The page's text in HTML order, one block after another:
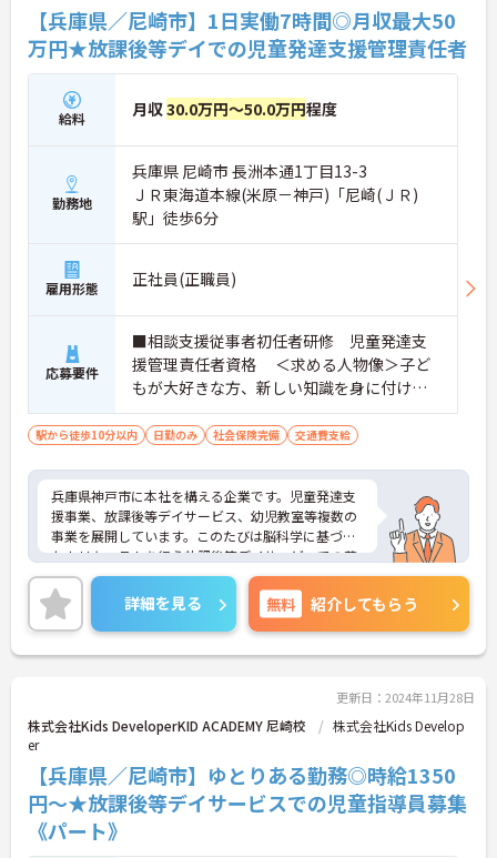
【兵庫県／尼崎市】1日実働7時間◎月収最大50
万円★放課後等デイでの児童発達支援管理責任者
給料 月収30.0万円～50.0万円程度
勤務地
兵庫県 尼崎市 長洲本通1丁目13-3
ＪＲ東海道本線(米原－神戸)「尼崎(ＪＲ)
駅」徒歩6分
雇用形態 正社員(正職員)
応募要件
■相談支援従事者初任者研修 児童発達支
援管理責任者資格 ＜求める人物像＞子ど
もが大好きな方、新しい知識を身に付けた
い方、福祉・教育に興味のある方
駅から徒歩10分以内 日勤のみ 社会保険完備 交通費支給
兵庫県神戸市に本社を構える企業です。児童発達支
援事業、放課後等デイサービス、幼児教室等複数の
事業を展開しています。このたびは脳科学に基づい
たカリキュラムを行う放課後等デイサービスでの募
集です。子供達の未来の為に多職種が一丸となり全
力でサポートしています。1日の実働は7時間、ハー
ドな職場ではなく、子どもとゆっくりと向き合える
あたたかい環境です。ご興味ある方には、面接対策
ポイントなど、さらに詳細をお話しいたしますので
詳細を見る 無料 紹介してもらう
更新日：2024年11月28日
株式会社Kids DeveloperKID ACADEMY 尼崎校
株式会社Kids Develop
er
【兵庫県／尼崎市】ゆとりある勤務◎時給1350
円～★放課後等デイサービスでの児童指導員募集
《パート》